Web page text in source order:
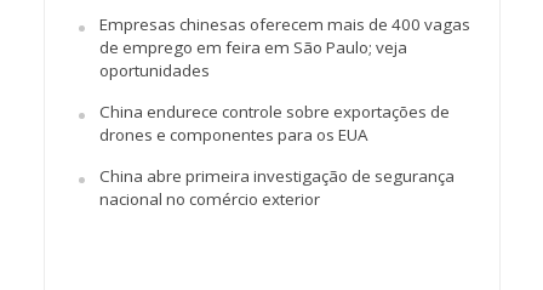
Empresas chinesas oferecem mais de 400 vagas
de emprego em feira em São Paulo; veja
oportunidades
China endurece controle sobre exportações de
drones e componentes para os EUA
China abre primeira investigação de segurança
nacional no comércio exterior